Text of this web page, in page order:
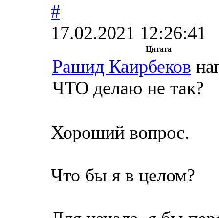
#
17.02.2021 12:26:41
Цитата
Рашид Каирбеков
ЧТО делаю не так?
Хороший вопрос.
Что бы я в целом?